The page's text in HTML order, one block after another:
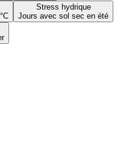
Stress hydrique
Jours avec sol sec en été